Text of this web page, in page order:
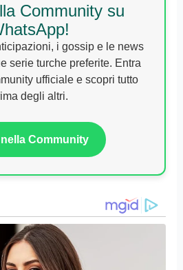
Community su
i gossip e le news
serie turche preferite. Entra
ufficiale e scopri tutto
degli altri.
nella Community